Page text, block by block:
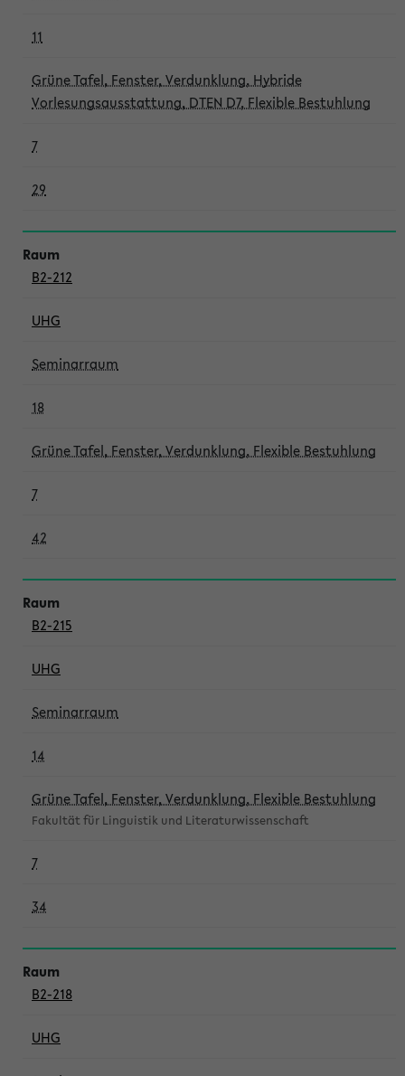
11
Grüne Tafel, Fenster, Verdunklung, Hybride
Vorlesungsausstattung, DTEN D7, Flexible Bestuhlung
7
29
B2-212
UHG
Seminarraum
18
Grüne Tafel, Fenster, Verdunklung, Flexible Bestuhlung
7
42
B2-215
UHG
Seminarraum
14
Grüne Tafel, Fenster, Verdunklung, Flexible Bestuhlung
Fakultät für Linguistik und Literaturwissenschaft
7
34
B2-218
UHG